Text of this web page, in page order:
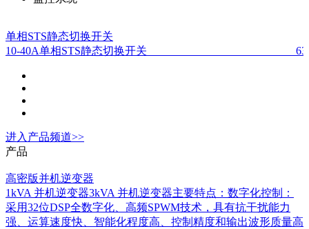
单相STS静态切换开关
10-40A单相STS静态切换开关 63-125A单相STS静态切换
进入 产品频道>>
产品
高密版并机逆变器
1kVA 并机逆变器3kVA 并机逆变器主要特点：数字化控制：
采用32位DSP全数字化、高频SPWM技术，具有抗干扰能力
强、运算速度快、智能化程度高、控制精度和输出波形质量高